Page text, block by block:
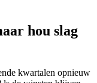
hou slag
kwartalen opnieuw